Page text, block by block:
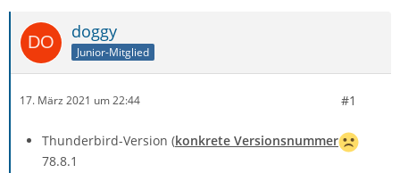
doggy
Junior-Mitglied
17. März 2021 um 22:44 #1
Thunderbird-Version (konkrete Versionsnummer
78.8.1